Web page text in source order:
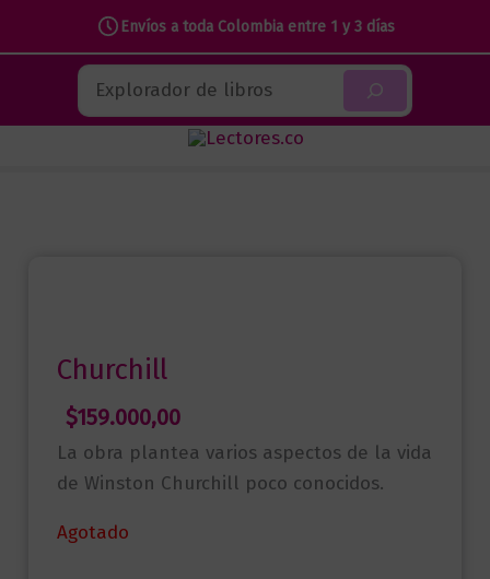
Envíos a toda Colombia entre 1 y 3 días
contenido
Buscar
Churchill
$159.000,00
La obra plantea varios aspectos de la vida
de Winston Churchill poco conocidos.
Agotado